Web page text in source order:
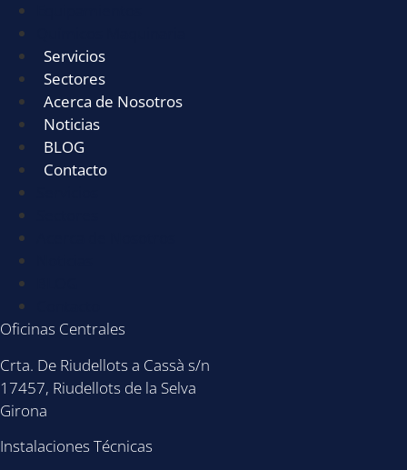
Servicios
Sectores
Acerca de Nosotros
Noticias
BLOG
Contacto
Oficinas Centrales
Crta. De Riudellots a Cassà s/n
17457, Riudellots de la Selva
Girona
Instalaciones Técnicas